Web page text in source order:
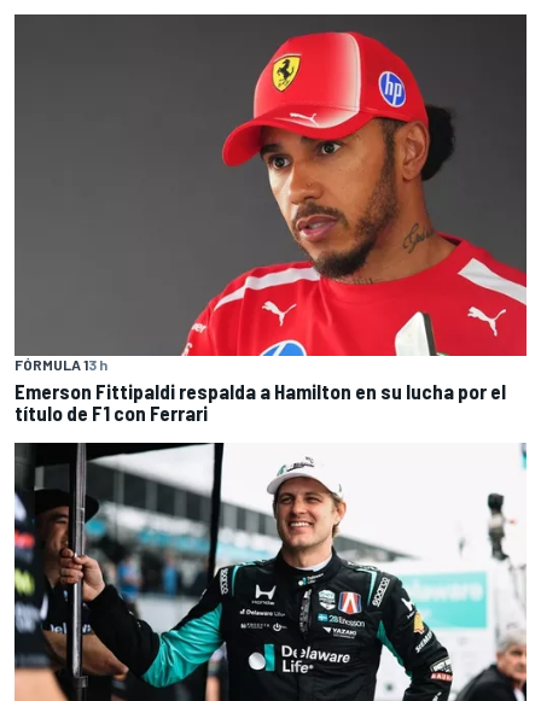
FÓRMULA 13 h
Emerson Fittipaldi respalda a Hamilton en su lucha por el
título de F1 con Ferrari